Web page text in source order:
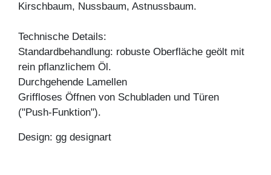
Kirschbaum, Nussbaum, Astnussbaum.
Technische Details:
Standardbehandlung: robuste Oberfläche geölt mit
rein pflanzlichem Öl.
Durchgehende Lamellen
Griffloses Öffnen von Schubladen und Türen
("Push-Funktion").
Design: gg designart